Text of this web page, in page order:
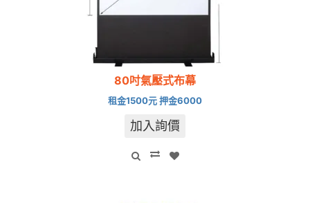
80吋氣壓式布幕
租金1500元 押金6000
加入詢價